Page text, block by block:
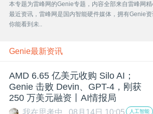
页
雷
峰
网
本专题为雷峰网的Genie专题，内容全部来自雷峰网
最近资讯，雷峰网是国内智能硬件媒体，拥有Genie
你能看到未..
Genie最新资讯
AMD 6.65 亿美元收购 Silo AI；
Genie 击败 Devin、GPT-4，刚获
250 万美元融资丨AI情报局
我在思考中 08月14日 10:05 人工智能